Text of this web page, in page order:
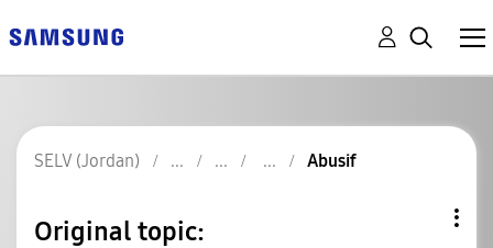
SELV (Jordan) Abusif
Original topic: